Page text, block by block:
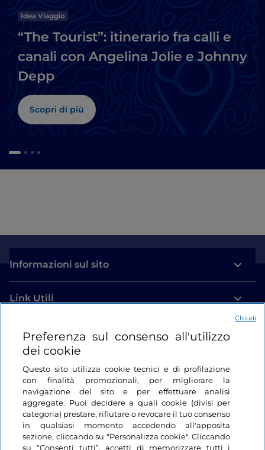
Idea Viaggio
“The Tourist”: itinerario fra calli e
canali con Angelina Jolie e Johnny
Depp
Scopri di più
Informazioni sul sito
Link Utili
Login
Restiamo in contatto
Preferenza sul consenso all'utilizzo
dei cookie
Questo sito utilizza cookie tecnici e di profilazione
con finalità promozionali, per migliorare la
navigazione del sito e per effettuare analisi
aggregate. Puoi decidere a quali cookie (divisi per
categoria) prestare, rifiutare o revocare il tuo consenso
in qualsiasi momento accedendo all'apposita
sezione, cliccando su "Personalizza cookie". Cliccando
su “Consenti tutti”, accetti di memorizzare tutti i
Chiudi